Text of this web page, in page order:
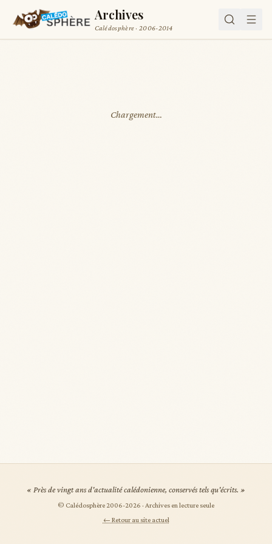
Archives
Calédosphère · 2006-2014
Chargement…
« Près de vingt ans d'actualité calédonienne, conservés tels qu'écrits. »
© Calédosphère 2006-2026 · Archives en lecture seule
← Retour au site actuel